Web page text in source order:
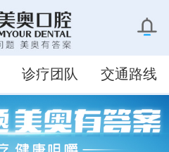
诊疗团队 交通路线